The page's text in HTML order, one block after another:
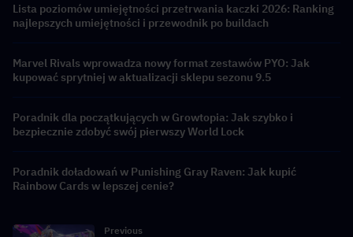
Lista poziomów umiejętności przetrwania kaczki 2026: Ranking
najlepszych umiejętności i przewodnik po buildach
Marvel Rivals wprowadza nowy format zestawów PYO: Jak
kupować sprytniej w aktualizacji sklepu sezonu 9.5
Poradnik dla początkujących w Growtopia: Jak szybko i
bezpiecznie zdobyć swój pierwszy World Lock
Poradnik doładowań w Punishing Gray Raven: Jak kupić
Rainbow Cards w lepszej cenie?
Previous